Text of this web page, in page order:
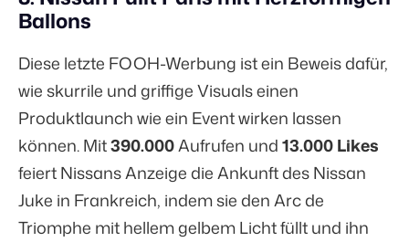
Ballons
Diese letzte FOOH-Werbung ist ein Beweis dafür,
wie skurrile und griffige Visuals einen
Produktlaunch wie ein Event wirken lassen
können. Mit390.000Aufrufen und13.000 Likes
feiert Nissans Anzeige die Ankunft des Nissan
Juke in Frankreich, indem sie den Arc de
Triomphe mit hellem gelbem Licht füllt und ihn